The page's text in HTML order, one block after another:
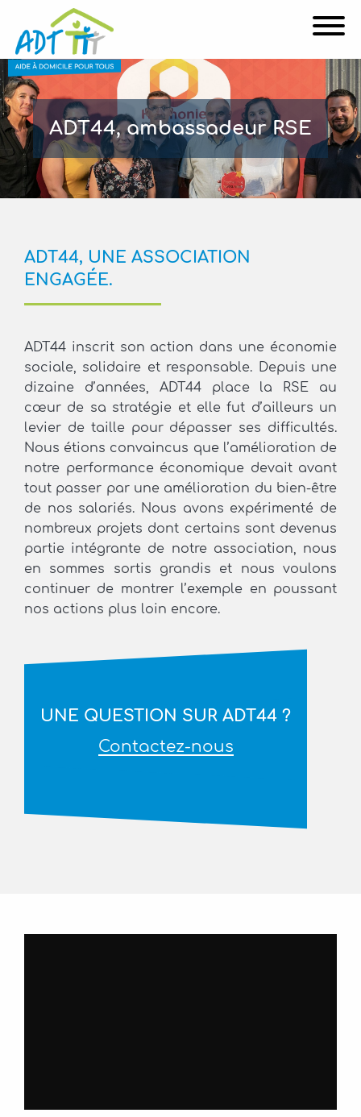
ADT44, ambassadeur RSE
ADT44, UNE ASSOCIATION
ENGAGÉE.
ADT44 inscrit son action dans une économie
sociale, solidaire et responsable. Depuis une
dizaine d’années, ADT44 place la RSE au
cœur de sa stratégie et elle fut d’ailleurs un
levier de taille pour dépasser ses difficultés.
Nous étions convaincus que l’amélioration de
notre performance économique devait avant
tout passer par une amélioration du bien-être
de nos salariés. Nous avons expérimenté de
nombreux projets dont certains sont devenus
partie intégrante de notre association, nous
en sommes sortis grandis et nous voulons
continuer de montrer l’exemple en poussant
nos actions plus loin encore.
UNE QUESTION SUR ADT44 ?
Contactez-nous